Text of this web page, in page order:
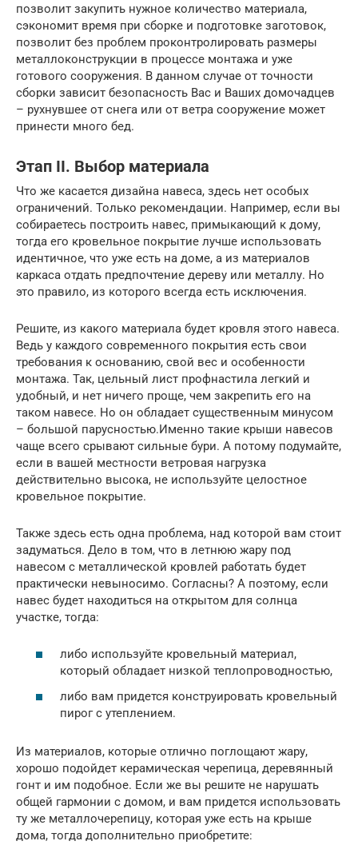
позволит закупить нужное количество материала,
сэкономит время при сборке и подготовке заготовок,
позволит без проблем проконтролировать размеры
металлоконструкции в процессе монтажа и уже
готового сооружения. В данном случае от точности
сборки зависит безопасность Вас и Ваших домочадцев
– рухнувшее от снега или от ветра сооружение может
принести много бед.
Этап II. Выбор материала
Что же касается дизайна навеса, здесь нет особых
ограничений. Только рекомендации. Например, если вы
собираетесь построить навес, примыкающий к дому,
тогда его кровельное покрытие лучше использовать
идентичное, что уже есть на доме, а из материалов
каркаса отдать предпочтение дереву или металлу. Но
это правило, из которого всегда есть исключения.
Решите, из какого материала будет кровля этого навеса.
Ведь у каждого современного покрытия есть свои
требования к основанию, свой вес и особенности
монтажа. Так, цельный лист профнастила легкий и
удобный, и нет ничего проще, чем закрепить его на
таком навесе. Но он обладает существенным минусом
– большой парусностью.Именно такие крыши навесов
чаще всего срывают сильные бури. А потому подумайте,
если в вашей местности ветровая нагрузка
действительно высока, не используйте целостное
кровельное покрытие.
Также здесь есть одна проблема, над которой вам стоит
задуматься. Дело в том, что в летнюю жару под
навесом с металлической кровлей работать будет
практически невыносимо. Согласны? А поэтому, если
навес будет находиться на открытом для солнца
участке, тогда:
либо используйте кровельный материал,
который обладает низкой теплопроводностью,
либо вам придется конструировать кровельный
пирог с утеплением.
Из материалов, которые отлично поглощают жару,
хорошо подойдет керамическая черепица, деревянный
гонт и им подобное. Если же вы решите не нарушать
общей гармонии с домом, и вам придется использовать
ту же металлочерепицу, которая уже есть на крыше
дома, тогда дополнительно приобретите: